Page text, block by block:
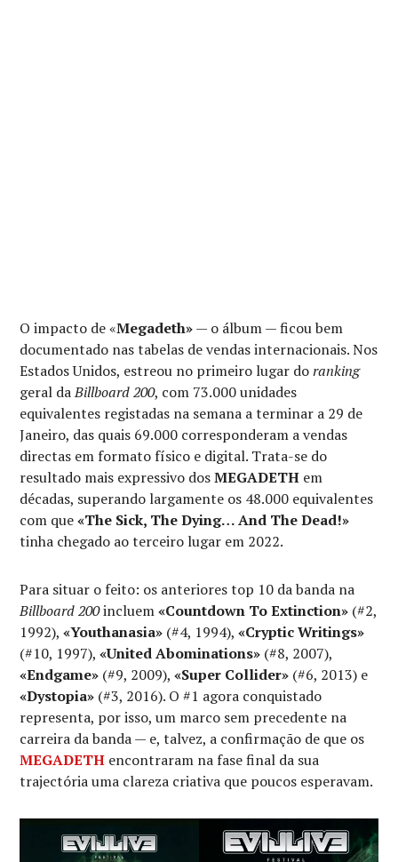
O impacto de «Megadeth»— o álbum — ficou bem
documentado nas tabelas de vendas internacionais. Nos
Estados Unidos, estreou no primeiro lugar doranking
geral daBillboard 200, com 73.000 unidades
equivalentes registadas na semana a terminar a 29 de
Janeiro, das quais 69.000 corresponderam a vendas
directas em formato físico e digital. Trata-se do
resultado mais expressivo dosMEGADETH em
décadas, superando largamente os 48.000 equivalentes
com que«The Sick, The Dying… And The Dead!»
tinha chegado ao terceiro lugar em 2022.
Para situar o feito: os anteriores top 10 da banda na
Billboard 200incluem«Countdown To Extinction» (#2,
1992),«Youthanasia» (#4, 1994),«Cryptic Writings»
(#10, 1997),«United Abominations» (#8, 2007),
«Endgame» (#9, 2009),«Super Collider» (#6, 2013) e
«Dystopia» (#3, 2016). O #1 agora conquistado
representa, por isso, um marco sem precedente na
carreira da banda — e, talvez, a confirmação de que os
MEGADETH encontraram na fase final da sua
trajectória uma clareza criativa que poucos esperavam.